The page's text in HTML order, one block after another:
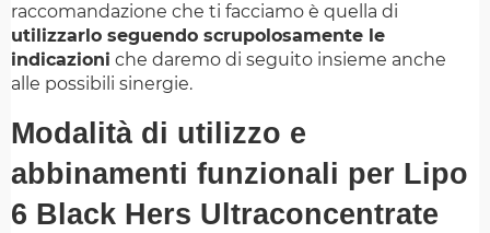
raccomandazione che ti facciamo è quella di
utilizzarlo seguendo scrupolosamente le
indicazioni che daremo di seguito insieme anche
alle possibili sinergie.
Modalità di utilizzo e
abbinamenti funzionali per Lipo
6 Black Hers Ultraconcentrate